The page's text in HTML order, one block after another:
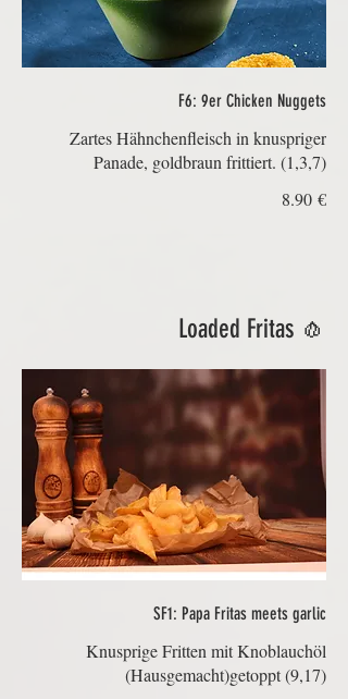
F6: 9er Chicken Nuggets
Zartes Hähnchenfleisch in knuspriger
Panade, goldbraun frittiert. (1,3,7)
‏8.90 €
🧄 Loaded Fritas
SF1: Papa Fritas meets garlic
Knusprige Fritten mit Knoblauchöl
(Hausgemacht)getoppt (9,17)